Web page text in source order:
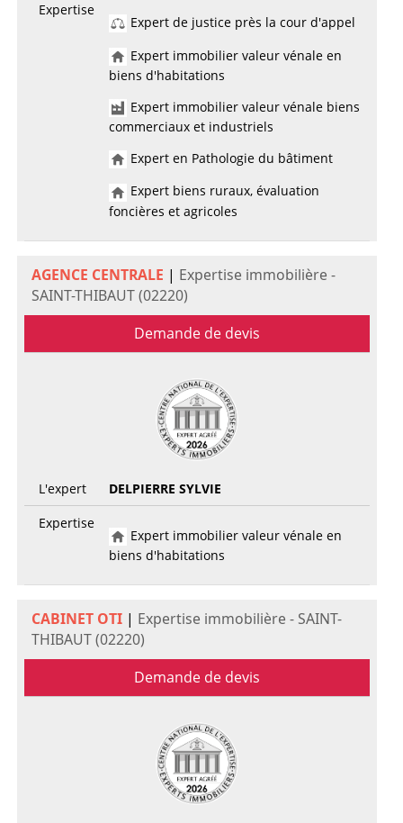
Expertise
Expert de justice près la cour d'appel
Expert immobilier valeur vénale en
biens d'habitations
Expert immobilier valeur vénale biens
commerciaux et industriels
Expert en Pathologie du bâtiment
Expert biens ruraux, évaluation
foncières et agricoles
AGENCE CENTRALE | Expertise immobilière -
SAINT-THIBAUT (02220)
Demande de devis
L'expert
DELPIERRE SYLVIE
Expertise
Expert immobilier valeur vénale en
biens d'habitations
CABINET OTI| Expertise immobilière - SAINT-
THIBAUT (02220)
Demande de devis